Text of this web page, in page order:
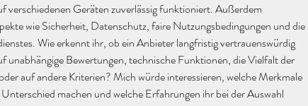
verschiedenen Geräten zuverlässig funktioniert. Außerdem
wie Sicherheit, Datenschutz, faire Nutzungsbedingungen und die
Wie erkennt ihr, ob ein Anbieter langfristig vertrauenswürdig
unabhängige Bewertungen, technische Funktionen, die Vielfalt der
auf andere Kriterien? Mich würde interessieren, welche Merkmale
machen und welche Erfahrungen ihr bei der Auswahl